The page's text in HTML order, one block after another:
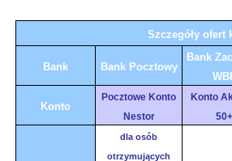
Szczegóły
Bank Bank Pocztowy
Bank
Konto
Pocztowe Konto
Nestor
Konto
50+
dla osób
otrzymujących